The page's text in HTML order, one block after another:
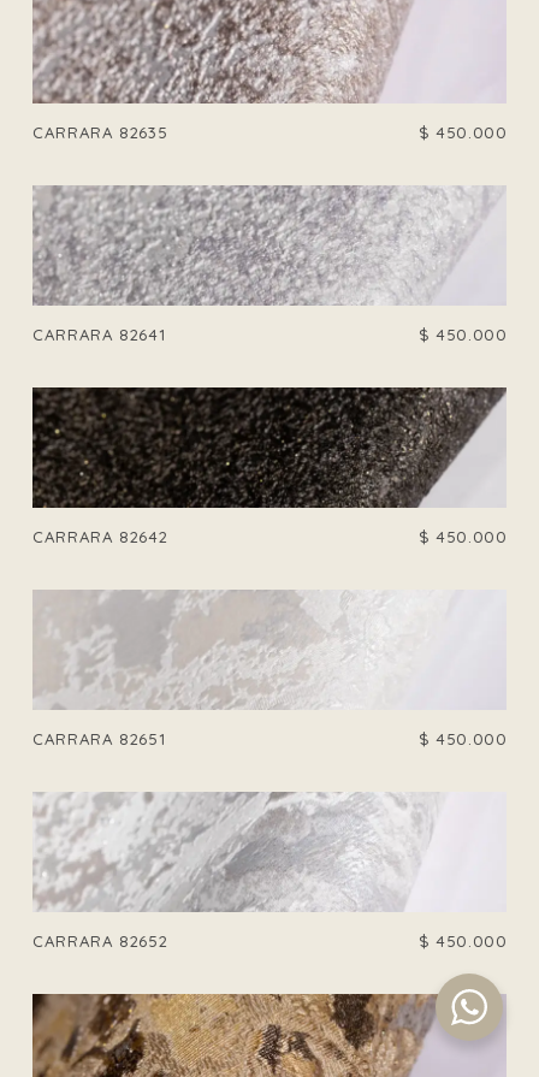
CARRARA 82635 $ 450.000
CARRARA 82641 $ 450.000
CARRARA 82642 $ 450.000
CARRARA 82651 $ 450.000
CARRARA 82652 $ 450.000